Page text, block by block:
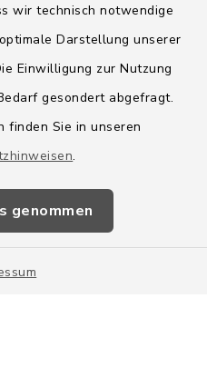
wir technisch notwendige
Darstellung unserer
Einwilligung zur Nutzung
gesondert abgefragt.
finden Sie in unseren
.
genommen